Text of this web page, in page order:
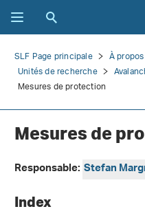
SLF Page principale À
Unités de recherche
Mesures de protection
Mesures de
Responsable: Stefan
Index